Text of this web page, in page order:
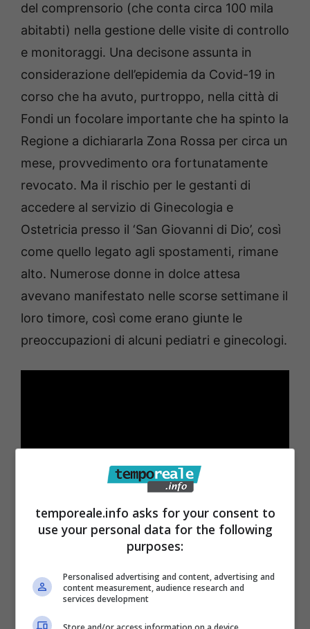
del comprensorio (che conta circa 100 mila
abitabti) nella gestione delle visite di controllo
e monitoraggi. Una decisone assunta in
considerazione dell’epidemia da Covid-19 in
corso che ha avuto, purtroppo, nella città di
Fondi un focolare importante che ha spinto la
Regione a dichiararla Zona Rossa per circa un
mese, provvedimento ora fortunatamente
revocato. Ma il rischio per le gestanti di
accedere al servizio di Ginecologia e
Ostetricia presso il ‘San Giovanni di Dio’, così
come quello legato agli spostamenti, rimane
alto. Numerose donne in dolce attesa
avevano manifestato nelle scorse settimane il
loro timore, così come erano giunte le
preoccupazioni di alcuni pediatri e ginecologi.
Purtroppo, per gravi disservizi organizzativi,
funzione e le utenti non sono mai state
messe in condizione di poterne usufruire. Per
temporeale.info asks for your consent to
use your personal data for the following
purposes:
Personalised advertising and content, advertising and
content measurement, audience research and
services development